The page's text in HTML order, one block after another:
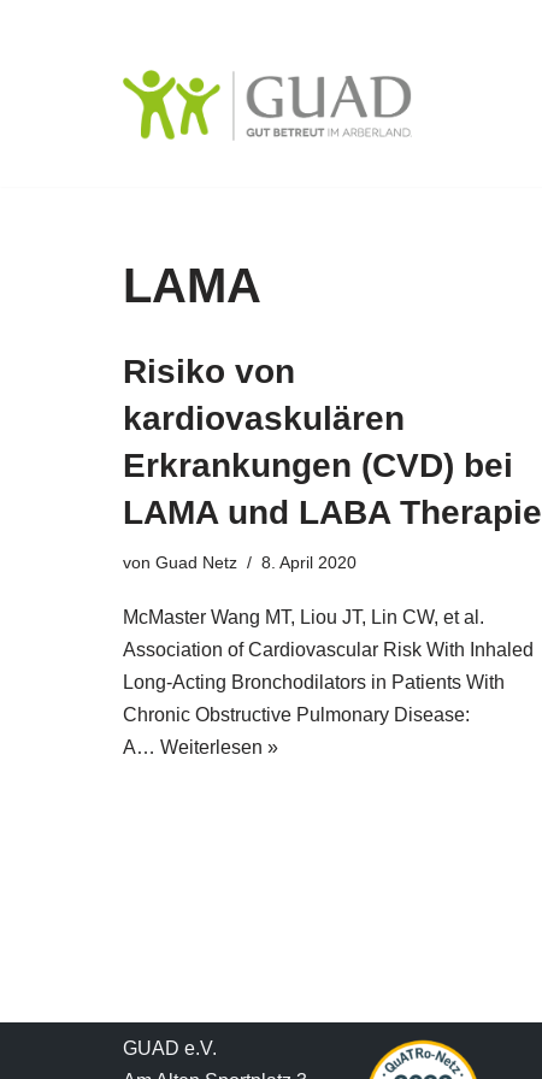
LAMA
Risiko von
kardiovaskulären
Erkrankungen (CVD) bei
LAMA und LABA Therapie
von Guad Netz 8. April 2020
McMaster Wang MT, Liou JT, Lin CW, et al.
Association of Cardiovascular Risk With Inhaled
Long-Acting Bronchodilators in Patients With
Chronic Obstructive Pulmonary Disease:
A… Weiterlesen »
GUAD e.V.